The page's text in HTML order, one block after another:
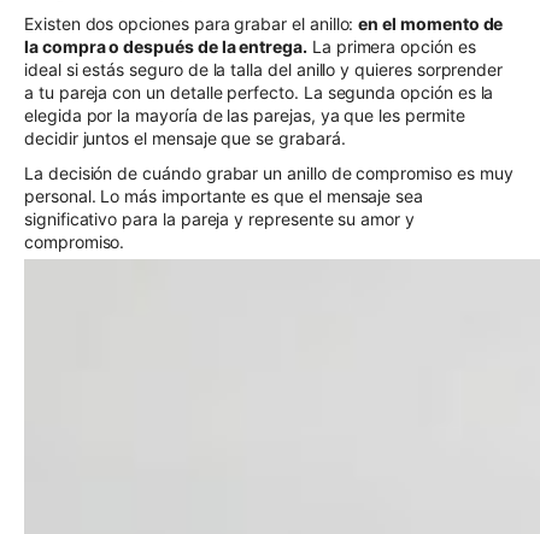
Existen dos opciones para grabar el anillo: en el momento de
la compra o después de la entrega. La primera opción es
ideal si estás seguro de la talla del anillo y quieres sorprender
a tu pareja con un detalle perfecto. La segunda opción es la
elegida por la mayoría de las parejas, ya que les permite
decidir juntos el mensaje que se grabará.
La decisión de cuándo grabar un anillo de compromiso es muy
personal. Lo más importante es que el mensaje sea
significativo para la pareja y represente su amor y
compromiso.